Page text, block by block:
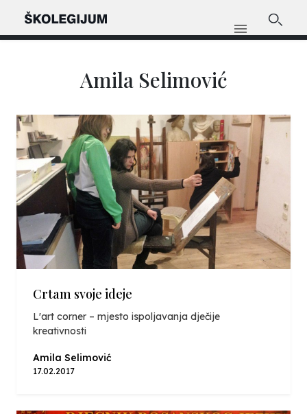
Amila Selimović
Crtam svoje ideje
L'art corner – mjesto ispoljavanja dječije
kreativnosti
Amila Selimović
17.02.2017